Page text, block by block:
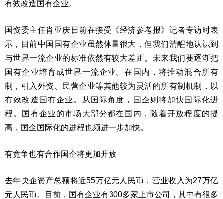
有效改造国有企业。
国资委主任肖亚庆日前在接受《经济参考报》记者专访时表
示，目前中国国有企业虽然体量很大，但我们清醒地认识到
与世界一流企业的标准依然有较大差距。未来我们要逐渐把
国有企业培育成世界一流企业。在国内，将推动混合所有
制，引入外资、民营企业等其他较为灵活的所有制机制，以
有效改造国有企业。从国际角度，国企则将加快国际化进
程。国有企业的市场大部分都在国内，随着开放程度的提
高，国企国际化的进程也须进一步加快。
有竞争也有合作国企将更加开放
去年央企资产总额将近55万亿元人民币，营业收入为27万亿
元人民币。目前，国有企业有300多家上市公司，其中有很多